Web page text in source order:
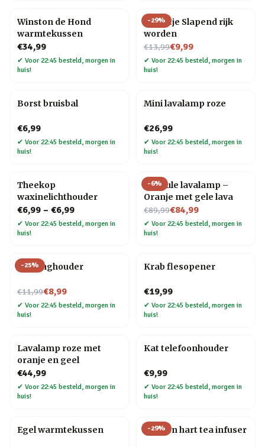
Winston de Hond
warmtekussen
€34,99
✔ Voor 22:45 besteld, morgen in
huis!
-29%
Tegeltje Slapend rijk
worden
€13,99
Nu voor€9,99
✔ Voor 22:45 besteld, morgen in
huis!
Borst bruisbal
€6,99
✔ Voor 22:45 besteld, morgen in
huis!
Mini lavalamp roze
€26,99
✔ Voor 22:45 besteld, morgen in
huis!
Theekop
waxinelichthouder
€6,99 – €6,99
✔ Voor 22:45 besteld, morgen in
huis!
-6%
Capsule lavalamp –
Oranje met gele lava
€89,99
Nu voor€84,99
✔ Voor 22:45 besteld, morgen in
huis!
-25%
Kat ringhouder
€11,99
Nu voor€8,99
✔ Voor 22:45 besteld, morgen in
huis!
Krab flesopener
€19,99
✔ Voor 22:45 besteld, morgen in
huis!
Lavalamp roze met
oranje en geel
€44,99
✔ Voor 22:45 besteld, morgen in
huis!
Kat telefoonhouder
€9,99
✔ Voor 22:45 besteld, morgen in
huis!
Egel warmtekussen -29%
Strik en hart tea infuser